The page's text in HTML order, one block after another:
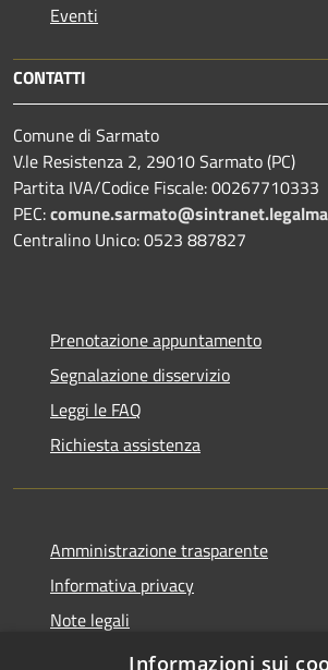
Eventi
CONTATTI
Comune di Sarmato
V.le Resistenza 2, 29010 Sarmato (PC)
Partita IVA/Codice Fiscale: 00267710333
PEC:
Centralino Unico: 0523 887827
Prenotazione appuntamento
Segnalazione disservizio
Leggi le FAQ
Richiesta assistenza
Amministrazione trasparente
Informativa privacy
Note legali
Dichiarazione di accessibilità
Informazioni sui